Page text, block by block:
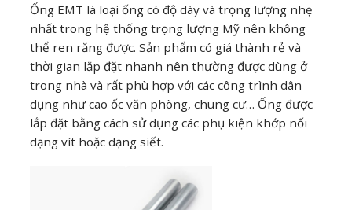
Ống EMT là loại ống có độ dày và trọng lượng nhẹ
nhất trong hệ thống trọng lượng Mỹ nên không
thể ren răng được. Sản phẩm có giá thành rẻ và
thời gian lắp đặt nhanh nên thường được dùng ở
trong nhà và rất phù hợp với các công trình dân
dụng như cao ốc văn phòng, chung cư… Ống được
lắp đặt bằng cách sử dụng các phụ kiện khớp nối
dạng vít hoặc dạng siết.